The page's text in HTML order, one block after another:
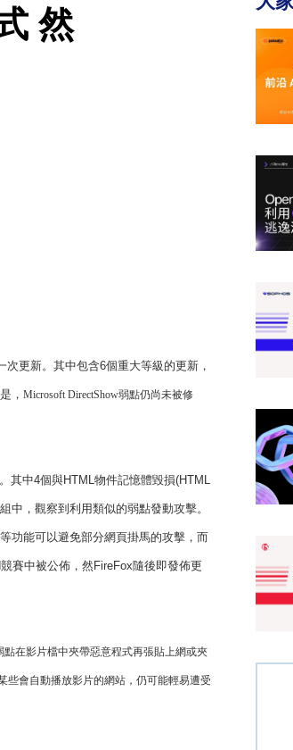
然
次更新。其中包含6個重大等級的更新，
， Microsoft DirectShow弱點仍尚未被修
其中4個與HTML物件記憶體毀損(HTML
中，觀察到利用類似的弱點發動攻擊。
等功能可以避免部分網頁掛馬的攻擊，而
競賽中被公佈，然FireFox隨後即發佈更
在影片檔中夾帶惡意程式再張貼上網或夾
些會自動播放影片的網站，仍可能輕易遭受